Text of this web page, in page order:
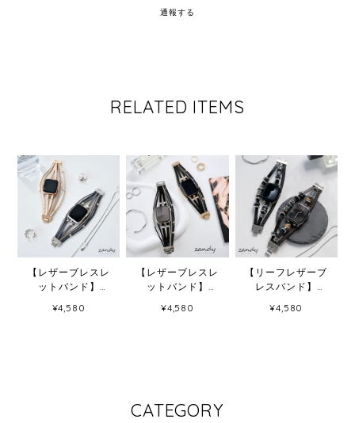
通報する
RELATED ITEMS
【レザーブレスレ
ットバンド】
ォッチバンド 革ブ
¥4,580
【レザーブレスレ
ットバンド】
ォッチバンド 革ブ
¥4,580
【リーフレザーブ
レスバンド】
ォッチバンド 革ブ
¥4,580
CATEGORY